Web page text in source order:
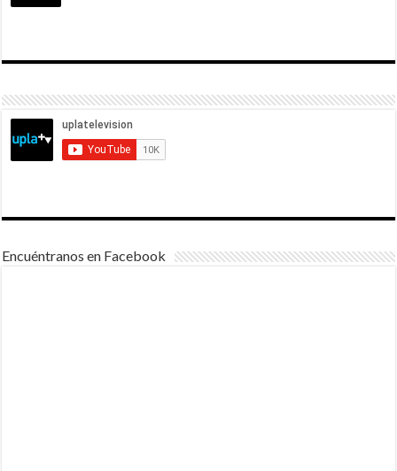
Encuéntranos en Facebook